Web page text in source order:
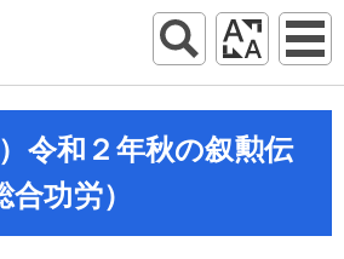
令和２年秋の叙勲伝
功労）